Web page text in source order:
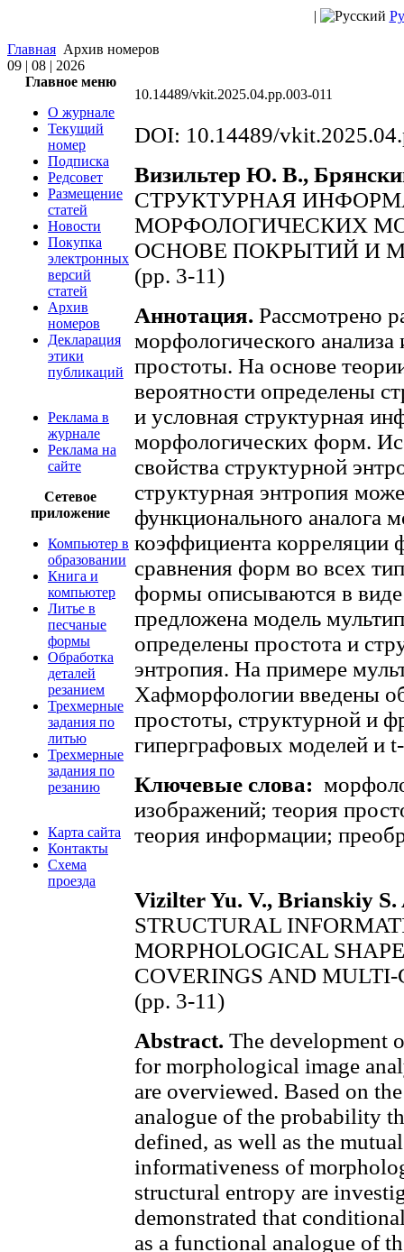
|
Главная Архив номеров
09 | 08 | 2026
Главное меню
О журнале
Текущий
номер
Подписка
Редсовет
Размещение
статей
Новости
Покупка
электронных
версий
статей
Архив
номеров
Декларация
этики
публикаций
Реклама в
журнале
Реклама на
сайте
Сетевое
приложение
Компьютер в
образовании
Книга и
компьютер
Литье в
песчаные
формы
Обработка
деталей
резанием
Трехмерные
задания по
литью
Трехмерные
задания по
резанию
Карта сайта
Контакты
Схема
проезда
10.14489/vkit.2025.04.pp.003-011
DOI: 10.14489/
Визильтер Ю. В.,
СТРУКТУРНАЯ
МОРФОЛОГИЧЕСКИХ
ОСНОВЕ ПОКРЫТИЙ И
(pp. 3-11)
Аннотация. Рассмотрено
морфологического
простоты. На основе
вероятности определены
и условная структурная
морфологических форм.
свойства структурной
структурная энтропия
функционального аналога
коэффициента корреляции
сравнения форм во всех
формы описываются в
предложена модель
определены простота и
энтропия. На примере
Хафморфологии введены
простоты, структурной и
гиперграфовых моделей и
Ключевые слова:
изображений; теория
теория информации;
Vizilter Yu. V., Brianskiy S.
STRUCTURAL
MORPHOLOGICAL
COVERINGS AND MULTI-
(pp. 3-11)
Abstract. The development
for morphological image
are overviewed. Based on
analogue of the probability
defined, as well as the
informativeness of
structural entropy are
demonstrated that
as a functional analogue of